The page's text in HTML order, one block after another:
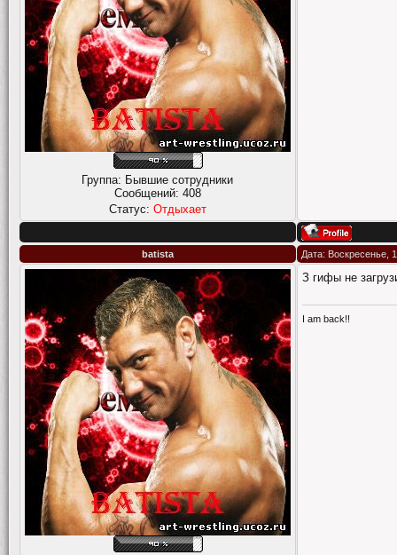
Группа: Бывшие сотрудники
Сообщений: 408
Статус: Отдыхает
batista Дата: Воскресенье,
З гифы не
I am back!!